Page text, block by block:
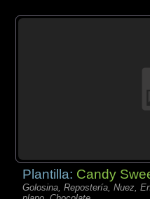
Plantilla: Candy
Golosina, Repostería, Nuez,